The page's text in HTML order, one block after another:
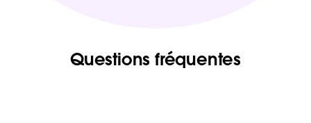
Questions fréquentes